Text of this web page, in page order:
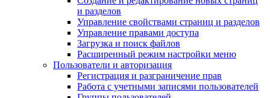
и разделов
Управление свойствами страниц и разделов
Управление правами доступа
Загрузка и поиск файлов
Расширенный режим настройки меню
Пользователи и авторизация
Регистрация и разграничение прав
Работа с учетными записями пользователей